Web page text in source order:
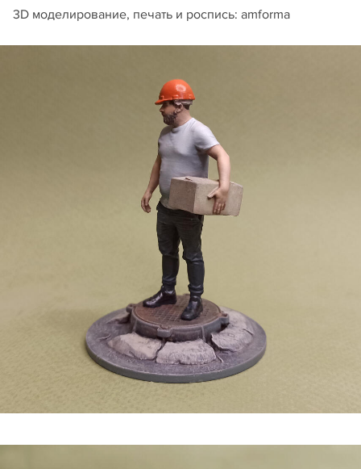
3D моделирование, печать и роспись: amforma